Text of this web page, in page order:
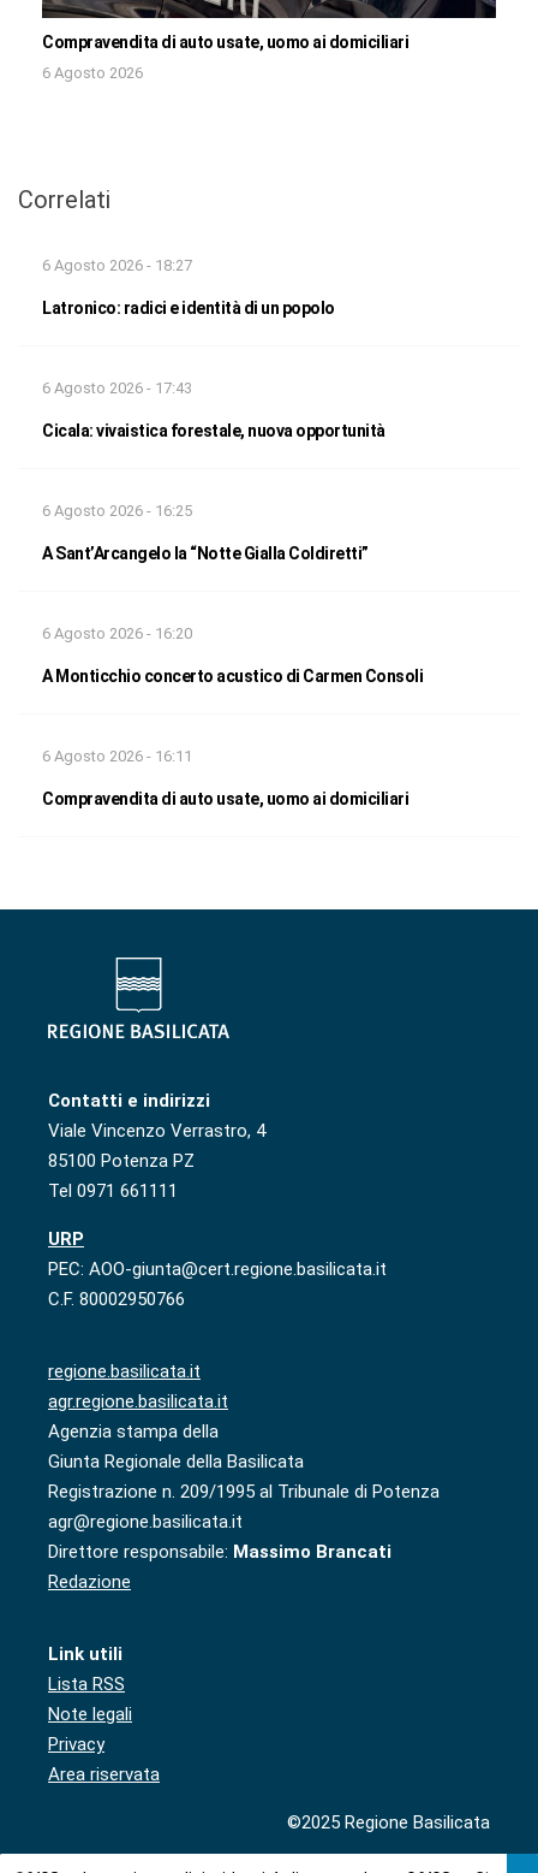
Compravendita di auto usate, uomo ai domiciliari
6 Agosto 2026
Correlati
6 Agosto 2026 - 18:27
Latronico: radici e identità di un popolo
6 Agosto 2026 - 17:43
Cicala: vivaistica forestale, nuova opportunità
6 Agosto 2026 - 16:25
A Sant’Arcangelo la “Notte Gialla Coldiretti”
6 Agosto 2026 - 16:20
A Monticchio concerto acustico di Carmen Consoli
6 Agosto 2026 - 16:11
Compravendita di auto usate, uomo ai domiciliari
Contatti e indirizzi
Viale Vincenzo Verrastro, 4
85100 Potenza PZ
Tel 0971 661111
URP
PEC: AOO-giunta@cert.regione.basilicata.it
C.F. 80002950766
regione.basilicata.it
agr.regione.basilicata.it
Agenzia stampa della
Giunta Regionale della Basilicata
Registrazione n. 209/1995 al Tribunale di Potenza
agr@regione.basilicata.it
Direttore responsabile: Massimo Brancati
Redazione
Link utili
Lista RSS
Note legali
Privacy
Area riservata
©2025 Regione Basilicata